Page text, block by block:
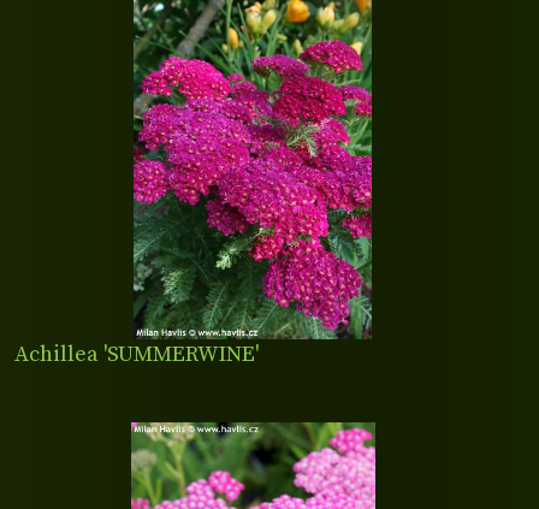
Achillea 'SUMMERWINE'